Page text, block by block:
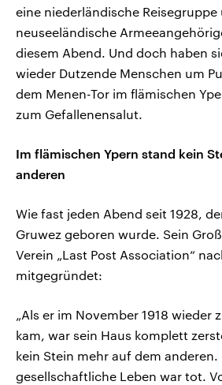
eine niederländische Reisegruppe
neuseeländische
diesem Abend. Und doch haben
wieder Dutzende Menschen um
dem Menen-Tor im flämischen
zum Gefallenensalut.
Im flämischen Ypern stand kein
anderen
Wie fast jeden Abend seit 1928,
Gruwez geboren wurde. Sein
Verein „Last Post Association“
mitgegründet:
„Als er im November 1918 wieder
kam, war sein Haus komplett
kein Stein mehr auf dem anderen.
gesellschaftliche Leben war tot.